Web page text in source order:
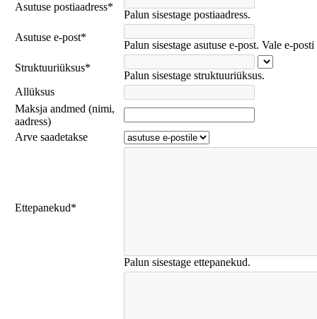
Asutuse postiaadress*
Palun sisestage postiaadress.
Asutuse e-post*
Palun sisestage asutuse e-post. Vale e-
Struktuuriüksus*
Palun sisestage struktuuriüksus.
Allüksus
Maksja andmed (nimi,
aadress)
Arve saadetakse
Ettepanekud*
Palun sisestage ettepanekud.